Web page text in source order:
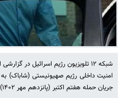
شبکه ۱۲ تلویزیون رژیم اسرائیل در
امنیت داخلی رژیم صهیونیستی (شاباک)
جریان حمله هفتم اکتبر (پانزدهم مهر ۱۴۰۲) اعتراف کرده است.